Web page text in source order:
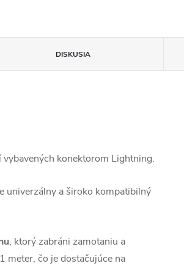
DISKUSIA
konektorom Lightning.
univerzálny a široko kompatibilný
, ktorý zabráni zamotaniu a
meter, čo je dostačujúce na